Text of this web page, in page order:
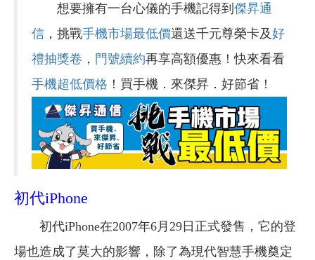
想要擁有一台心儀的手機記得到 傑昇通
信 ，挑戰手機市場最低價還送千元尊榮卡及好
禮抽獎卷 ， 門號續約再享高額優惠！快來看看
手機超低價格 ！買手機．來傑昇．好節省！
初代iPhone
初代iPhone在2007年6月29日正式發售，它的登
場也造成了莫大的影響，除了為現代智慧手機奠定